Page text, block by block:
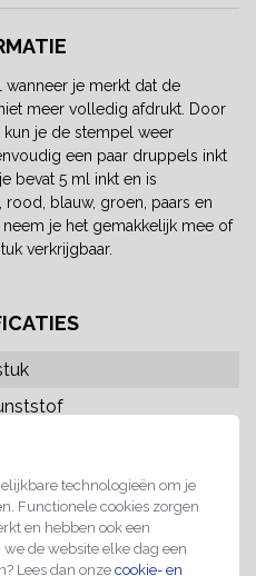
technologieën om je
Functionele cookies zorgen
en hebben ook een
de website elke dag een
Lees dan onze cookie- en
wanneer je merkt dat de
meer volledig afdrukt. Door
je de stempel weer
een paar druppels inkt
bevat 5 ml inkt en is
blauw, groen, paars en
je het gemakkelijk mee of
verkrijgbaar.
x 58 mm
mm
Blauw; Rood; Zwart;